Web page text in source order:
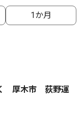
1か月
く 厚木市 荻野運